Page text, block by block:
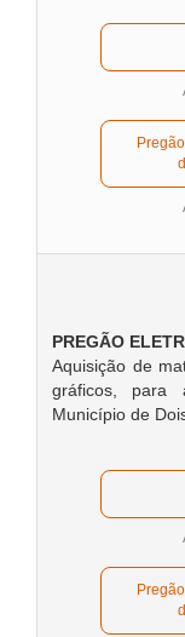
PREGÃO
Aquisição de
gráficos, para
Município de